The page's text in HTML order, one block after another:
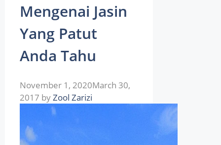
Mengenai Jasin
Yang Patut
Anda Tahu
November 1, 2020March 30,
2017 byZool Zarizi